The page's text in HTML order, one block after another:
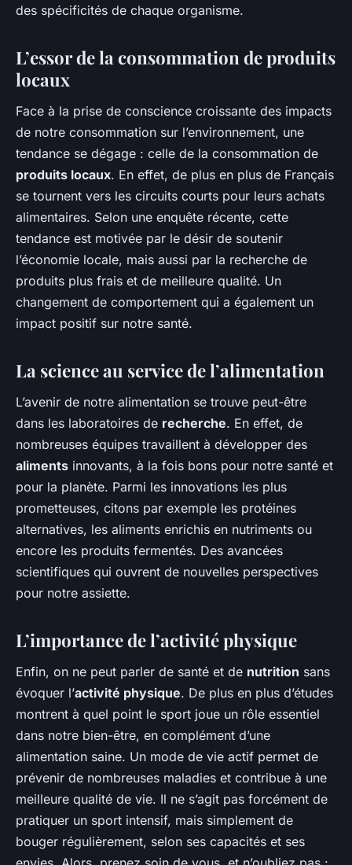
des spécificités de chaque organisme.
L’essor de la consommation de produits
locaux
Face à la prise de conscience croissante des impacts
de notre consommation sur l’environnement, une
tendance se dégage : celle de la consommation de
produits locaux. En effet, de plus en plus de Français
se tournent vers les circuits courts pour leurs achats
alimentaires. Selon une enquête récente, cette
tendance est motivée par le désir de soutenir
l’économie locale, mais aussi par la recherche de
produits plus frais et de meilleure qualité. Un
changement de comportement qui a également un
impact positif sur notre santé.
La science au service de l’alimentation
L’avenir de notre alimentation se trouve peut-être
dans les laboratoires de recherche. En effet, de
nombreuses équipes travaillent à développer des
aliments innovants, à la fois bons pour notre santé et
pour la planète. Parmi les innovations les plus
prometteuses, citons par exemple les protéines
alternatives, les aliments enrichis en nutriments ou
encore les produits fermentés. Des avancées
scientifiques qui ouvrent de nouvelles perspectives
pour notre assiette.
L’importance de l’activité physique
Enfin, on ne peut parler de santé et de nutrition sans
évoquer l’activité physique. De plus en plus d’études
montrent à quel point le sport joue un rôle essentiel
dans notre bien-être, en complément d’une
alimentation saine. Un mode de vie actif permet de
prévenir de nombreuses maladies et contribue à une
meilleure qualité de vie. Il ne s’agit pas forcément de
pratiquer un sport intensif, mais simplement de
bouger régulièrement, selon ses capacités et ses